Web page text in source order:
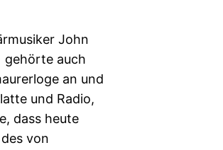
John
gehörte auch
an und
und Radio,
dass heute
von